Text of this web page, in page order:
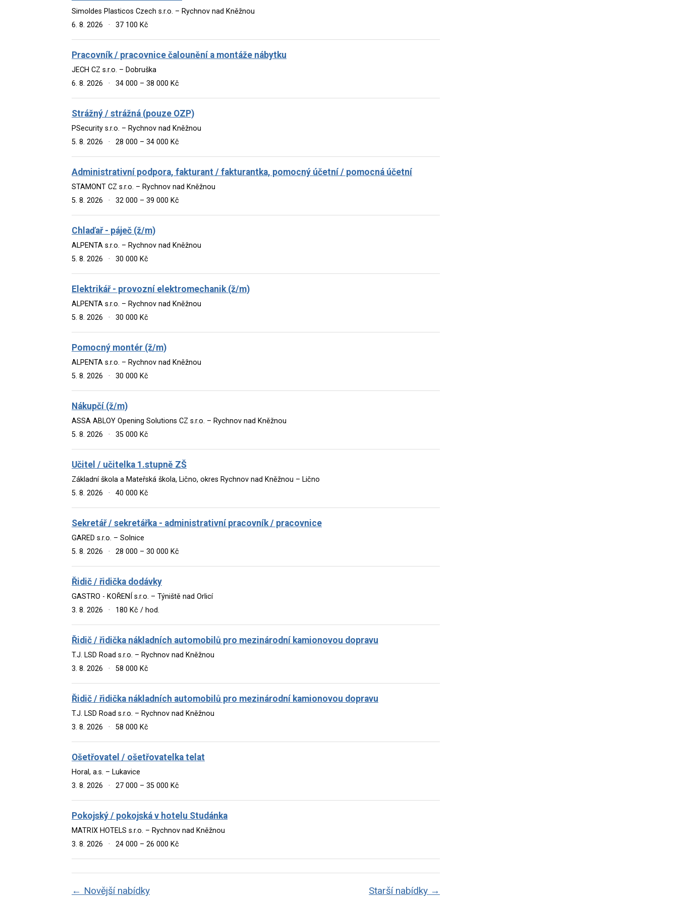
Simoldes Plasticos Czech s.r.o. – Rychnov nad Kněžnou
6. 8. 2026
· 37 100 Kč
Pracovník / pracovnice čalounění a montáže nábytku
JECH CZ s.r.o. – Dobruška
6. 8. 2026
· 34 000 – 38 000 Kč
Strážný / strážná (pouze OZP)
PSecurity s.r.o. – Rychnov nad Kněžnou
5. 8. 2026
· 28 000 – 34 000 Kč
Administrativní podpora, fakturant / fakturantka, pomocný účetní / pomocná účetní
STAMONT CZ s.r.o. – Rychnov nad Kněžnou
5. 8. 2026
· 32 000 – 39 000 Kč
Chlaďař - páječ (ž/m)
ALPENTA s.r.o. – Rychnov nad Kněžnou
5. 8. 2026
· 30 000 Kč
Elektrikář - provozní elektromechanik (ž/m)
ALPENTA s.r.o. – Rychnov nad Kněžnou
5. 8. 2026
· 30 000 Kč
Pomocný montér (ž/m)
ALPENTA s.r.o. – Rychnov nad Kněžnou
5. 8. 2026
· 30 000 Kč
Nákupčí (ž/m)
ASSA ABLOY Opening Solutions CZ s.r.o. – Rychnov nad Kněžnou
5. 8. 2026
· 35 000 Kč
Učitel / učitelka 1.stupně ZŠ
Základní škola a Mateřská škola, Lično, okres Rychnov nad Kněžnou – Lično
5. 8. 2026
· 40 000 Kč
Sekretář / sekretářka - administrativní pracovník / pracovnice
GARED s.r.o. – Solnice
5. 8. 2026
· 28 000 – 30 000 Kč
Řidič / řidička dodávky
GASTRO - KOŘENÍ s.r.o. – Týniště nad Orlicí
3. 8. 2026
· 180 Kč / hod.
Řidič / řidička nákladních automobilů pro mezinárodní kamionovou dopravu
T.J. LSD Road s.r.o. – Rychnov nad Kněžnou
3. 8. 2026
· 58 000 Kč
Řidič / řidička nákladních automobilů pro mezinárodní kamionovou dopravu
T.J. LSD Road s.r.o. – Rychnov nad Kněžnou
3. 8. 2026
· 58 000 Kč
Ošetřovatel / ošetřovatelka telat
Horal, a.s. – Lukavice
3. 8. 2026
· 27 000 – 35 000 Kč
Pokojský / pokojská v hotelu Studánka
MATRIX HOTELS s.r.o. – Rychnov nad Kněžnou
3. 8. 2026
· 24 000 – 26 000 Kč
← Novější nabídky Starší nabídky →